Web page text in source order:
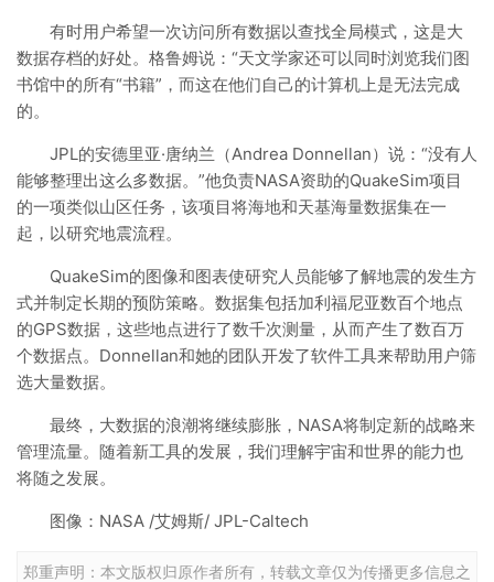
有时用户希望一次访问所有数据以查找全局模式，这是大
数据存档的好处。格鲁姆说：“天文学家还可以同时浏览我们图
书馆中的所有“书籍”，而这在他们自己的计算机上是无法完成
的。
JPL的安德里亚·唐纳兰（Andrea Donnellan）说：“没有人
能够整理出这么多数据。”他负责NASA资助的QuakeSim项目
的一项类似山区任务，该项目将海地和天基海量数据集在一
起，以研究地震流程。
QuakeSim的图像和图表使研究人员能够了解地震的发生方
式并制定长期的预防策略。数据集包括加利福尼亚数百个地点
的GPS数据，这些地点进行了数千次测量，从而产生了数百万
个数据点。Donnellan和她的团队开发了软件工具来帮助用户筛
选大量数据。
最终，大数据的浪潮将继续膨胀，NASA将制定新的战略来
管理流量。随着新工具的发展，我们理解宇宙和世界的能力也
将随之发展。
图像：NASA /艾姆斯/ JPL-Caltech
郑重声明：本文版权归原作者所有，转载文章仅为传播更多信息之